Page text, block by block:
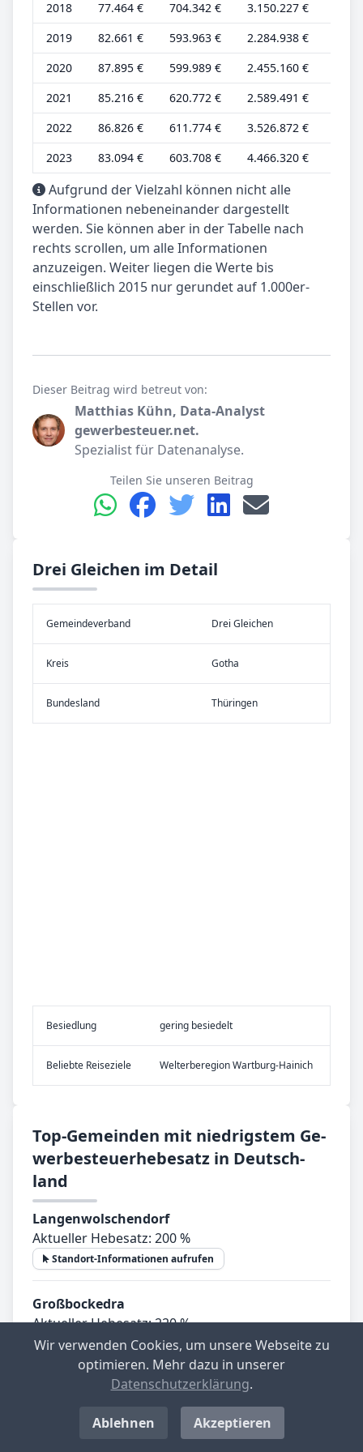
2018
77.464 € 704.342 € 3.150.227 €
2019
82.661 € 593.963 € 2.284.938 €
2020
87.895 € 599.989 € 2.455.160 €
2021
85.216 € 620.772 € 2.589.491 €
2022
86.826 € 611.774 € 3.526.872 €
2023
83.094 € 603.708 € 4.466.320 €
Aufgrund der Vielzahl können nicht alle
Informationen nebeneinander dargestellt
werden. Sie können aber in der Tabelle nach
rechts scrollen, um alle Informationen
anzuzeigen. Weiter liegen die Werte bis
einschließlich 2015 nur gerundet auf 1.000er-
Stellen vor.
Dieser Beitrag wird betreut von:
Matthias Kühn, Data-Analyst
gewerbesteuer.net.
Spezialist für Datenanalyse.
Teilen Sie unseren Beitrag
Drei Gleichen im Detail
Gemeinde­verband Drei Gleichen
Kreis Gotha
Bundes­land Thüringen
Be­sied­lung gering besiedelt
Be­lieb­te Rei­se­zie­le Welterberegion Wartburg-Hainich
Top-­Ge­mein­den mit nied­rig­stem Ge­
wer­be­steu­er­he­be­satz in Deutsch­
land
Langenwolschendorf
Aktueller Hebesatz: 200 %
Standort-Informationen aufrufen
Großbockedra
Aktueller Hebesatz: 220 %
Standort-Informationen aufrufen
Aktueller Hebesatz: 230 %
Standort-Informationen aufrufen
Wir verwenden Cookies, um unsere Webseite zu
optimieren. Mehr dazu in unserer
Datenschutzerklärung.
Ablehnen Akzeptieren